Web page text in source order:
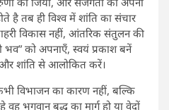
है तब ही विश्व में शांति का संचार
विकास नहीं, आंतरिक संतुलन की
को अपनाएँ, स्वयं प्रकाश बनें
शांति से आलोकित करें।
विभाजन का कारण नहीं, बल्कि
भगवान बुद्ध का मार्ग हो या वेदों